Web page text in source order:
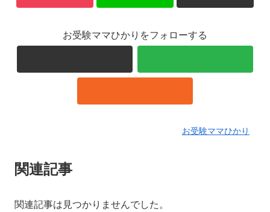
お受験ママひかりをフォローする
お受験ママひかり
関連記事
関連記事は見つかりませんでした。